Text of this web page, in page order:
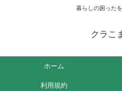
暮らしの困った
クラこ
ホーム
利用規約